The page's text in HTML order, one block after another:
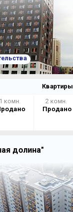
Квартиры
1 комн.
2 комн.
Продано
долина"